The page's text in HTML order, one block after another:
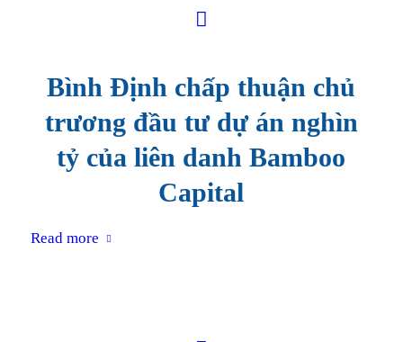
Bình Định chấp thuận chủ
trương đầu tư dự án nghìn
tỷ của liên danh Bamboo
Capital
Read more